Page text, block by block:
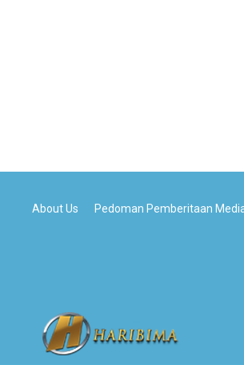
About Us Pedoman Pemberitaan